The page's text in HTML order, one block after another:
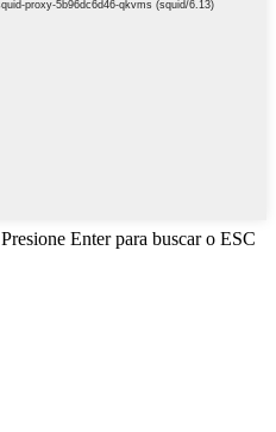
Presione Enter para buscar o ESC